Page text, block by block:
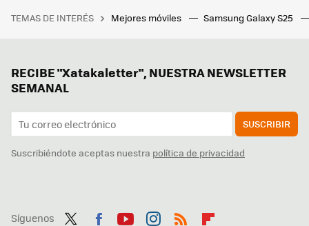
TEMAS DE INTERÉS Mejores móviles Samsung Galaxy S25
RECIBE "Xatakaletter", NUESTRA NEWSLETTER
SEMANAL
SUSCRIBIR
Suscribiéndote aceptas nuestra política de privacidad
Síguenos